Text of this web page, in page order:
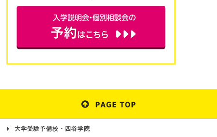
大学受験予備校・四谷学院